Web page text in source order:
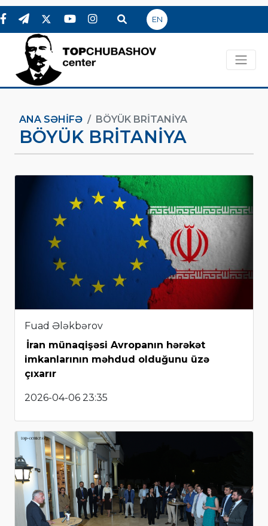
EN
ANA SƏHIFƏ BÖYÜK BRITANIYA
BÖYÜK BRITANIYA
Fuad Ələkbərov
İran münaqişəsi Avropanın hərəkət
imkanlarının məhdud olduğunu üzə
çıxarır
2026-04-06 23:35